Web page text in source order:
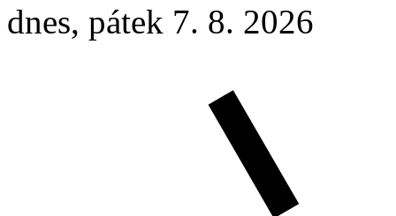
dnes, pátek 7. 8. 2026